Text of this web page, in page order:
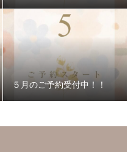
５月のご予約受付中！！